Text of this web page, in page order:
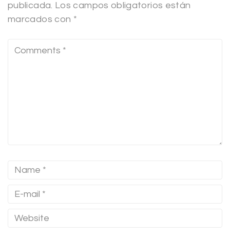
publicada. Los campos obligatorios están
marcados con *